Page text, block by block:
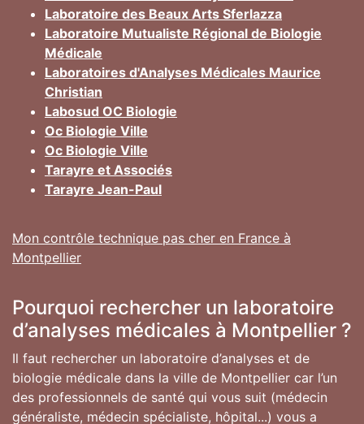
Laboratoire des Beaux Arts Sferlazza
Laboratoire Mutualiste Régional de Biologie
Médicale
Laboratoires d'Analyses Médicales Maurice
Christian
Labosud OC Biologie
Oc Biologie Ville
Oc Biologie Ville
Tarayre et Associés
Tarayre Jean-Paul
Mon contrôle technique pas cher en France à
Montpellier
Pourquoi rechercher un laboratoire
d’analyses médicales à Montpellier ?
Il faut rechercher un laboratoire d’analyses et de
biologie médicale dans la ville de Montpellier car l’un
des professionnels de santé qui vous suit (médecin
généraliste, médecin spécialiste, hôpital...) vous a